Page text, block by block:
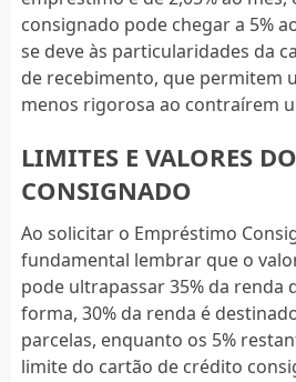
consignado pode chegar a 5%
se deve às particularidades da
de recebimento, que permitem
menos rigorosa ao contraírem
LIMITES E VALORES
CONSIGNADO
Ao solicitar o Empréstimo
fundamental lembrar que o
pode ultrapassar 35% da renda
forma, 30% da renda é
parcelas, enquanto os 5%
limite do cartão de crédito